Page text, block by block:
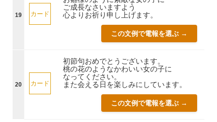
19 カード
ご成長なさいますよう
心よりお祈り申し上げます。
この文例で電報を選ぶ →
20 カード
初節句おめでとうございます。
桃の花のようなかわいい女の子に
なってください。
また会える日を楽しみにしています。
この文例で電報を選ぶ →